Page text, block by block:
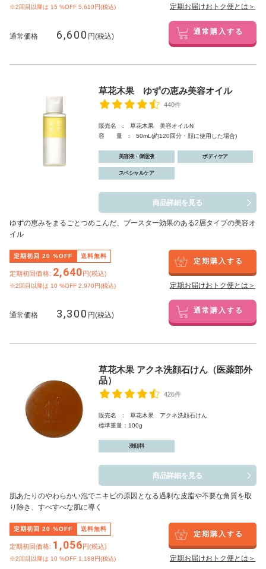
※2回目以降は 15 %OFF 5,610円(税込) 定期お届けおトク便とは＞
通常価格 6,600 円(税込) 通常購入する
草花木果 ゆずの恵み美容オイル
440件
販売名 : 草花木果 美容オイルN
容 量 : 50mL(約120回分・顔に使用した場合)
美容液・保湿液 ボディケア
スペシャルケア
商品詳細を見る
ゆずの恵みをまるごとつめこんだ、ブースター効果のある2層タイプの美容オ
イル
定期初回 20 %OFF 送料無料
定期初回価格: 2,640円(税込)
※2回目以降は 10 %OFF 2,970円(税込)
定期購入する
定期お届けおトク便とは＞
通常価格 3,300 円(税込) 通常購入する
草花木果 アクネ洗顔石けん（医薬部外
品）
426件
販売名 : 草花木果 アクネ洗顔石けん
標準重量：100g
洗顔料
商品詳細を見る
肌あたりのやわらかい泡でニキビの原因となる過剰な皮脂や不要な角質を取
り除き、すべすべな肌に導く
定期初回 20 %OFF 送料無料
定期初回価格: 1,056円(税込)
※2回目以降は 10 %OFF 1,188円(税込)
定期購入する
定期お届けおトク便とは＞